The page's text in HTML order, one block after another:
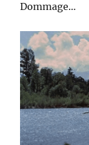
Dommage…